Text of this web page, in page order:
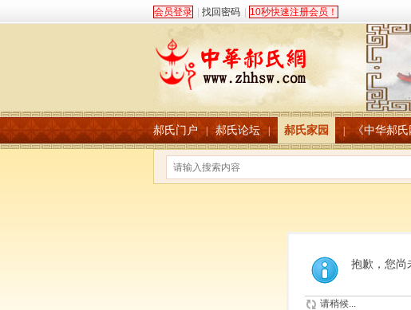
会员登录 找回密码 10秒快速注册会员！
郝氏门户 | 郝氏论坛 | 郝氏家园 《中华郝
抱歉，您尚
请稍候...